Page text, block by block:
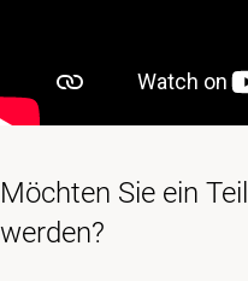
Möchten Sie ein
werden?